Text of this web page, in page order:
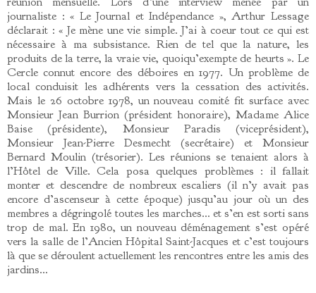
journaliste : « Le Journal et Indépendance », Arthur Lessage
déclarait : « Je mène une vie simple. J’ai à coeur tout ce qui est
nécessaire à ma subsistance. Rien de tel que la nature, les
produits de la terre, la vraie vie, quoiqu’exempte de heurts ». Le
Cercle connut encore des déboires en 1977. Un problème de
local conduisit les adhérents vers la cessation des activités.
Mais le 26 octobre 1978, un nouveau comité fit surface avec
Monsieur Jean Burrion (président honoraire), Madame Alice
Baise (présidente), Monsieur Paradis (viceprésident),
Monsieur Jean-Pierre Desmecht (secrétaire) et Monsieur
Bernard Moulin (trésorier). Les réunions se tenaient alors à
l’Hôtel de Ville. Cela posa quelques problèmes : il fallait
monter et descendre de nombreux escaliers (il n’y avait pas
encore d’ascenseur à cette époque) jusqu’au jour où un des
membres a dégringolé toutes les marches… et s’en est sorti sans
trop de mal. En 1980, un nouveau déménagement s’est opéré
vers la salle de l’Ancien Hôpital Saint-Jacques et c’est toujours
là que se déroulent actuellement les rencontres entre les amis des
jardins…